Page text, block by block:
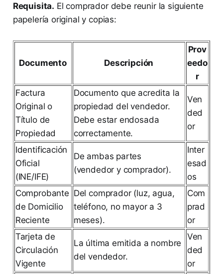
Requisita. El comprador debe reunir la siguiente
papelería original y copias:
Documento Descripción
Prov
eedo
r
Factura
Original o
Título de
Propiedad
Documento que acredita la
propiedad del vendedor.
Debe estar endosada
correctamente.
Ven
ded
or
Identificación
Oficial
(INE/IFE)
De ambas partes
(vendedor y comprador).
Inter
esad
os
Comprobante
de Domicilio
Reciente
Del comprador (luz, agua,
teléfono, no mayor a 3
meses).
Com
prad
or
Tarjeta de
Circulación
Vigente
La última emitida a nombre
del vendedor.
Ven
ded
or